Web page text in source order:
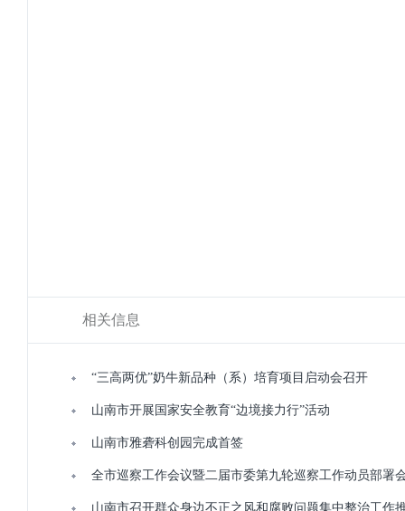
相关信息
“三高两优”奶牛新品种（系）培育项目启动会召开
山南市开展国家安全教育“边境接力行”活动
山南市雅砻科创园完成首签
全市巡察工作会议暨二届市委第九轮巡察工作动员部署
山南市召开群众身边不正之风和腐败问题集中整治工作